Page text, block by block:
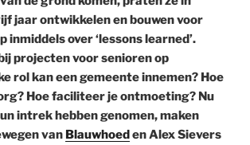
jaar ontwikkelen en bouwen voor
inmiddels over ‘lessons learned’.
projecten voor senioren op
rol kan een gemeente innemen? Hoe
Hoe faciliteer je ontmoeting? Nu
intrek hebben genomen, maken
van Blauwhoeden Alex Sievers